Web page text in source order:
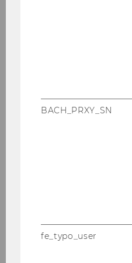
system FIDES gives
Institute's
administration
BACH_PRXY_SN
fe_typo_user